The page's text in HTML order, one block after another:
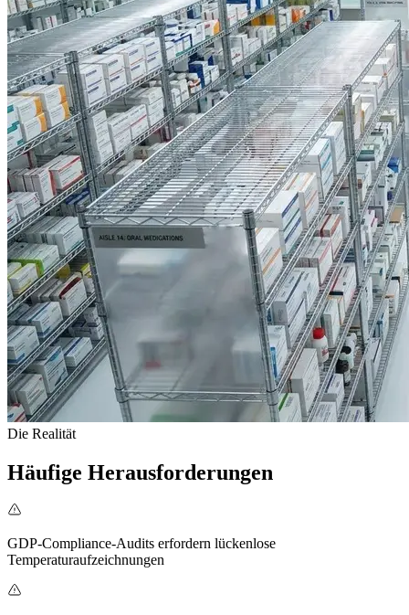
Die Realität
Häufige Herausforderungen
GDP-Compliance-Audits erfordern lückenlose
Temperaturaufzeichnungen